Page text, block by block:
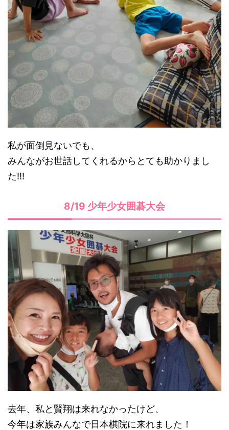
私が面倒見ないでも、
みんながお世話してくれるからとても助かりまし
た!!!
8/19 少年少女囲碁大会
去年、私と賢翔は来れなかったけど、
今年は家族みんなで日本棋院に来れました！